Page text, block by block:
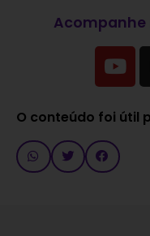
Acompanhe
O conteúdo foi útil